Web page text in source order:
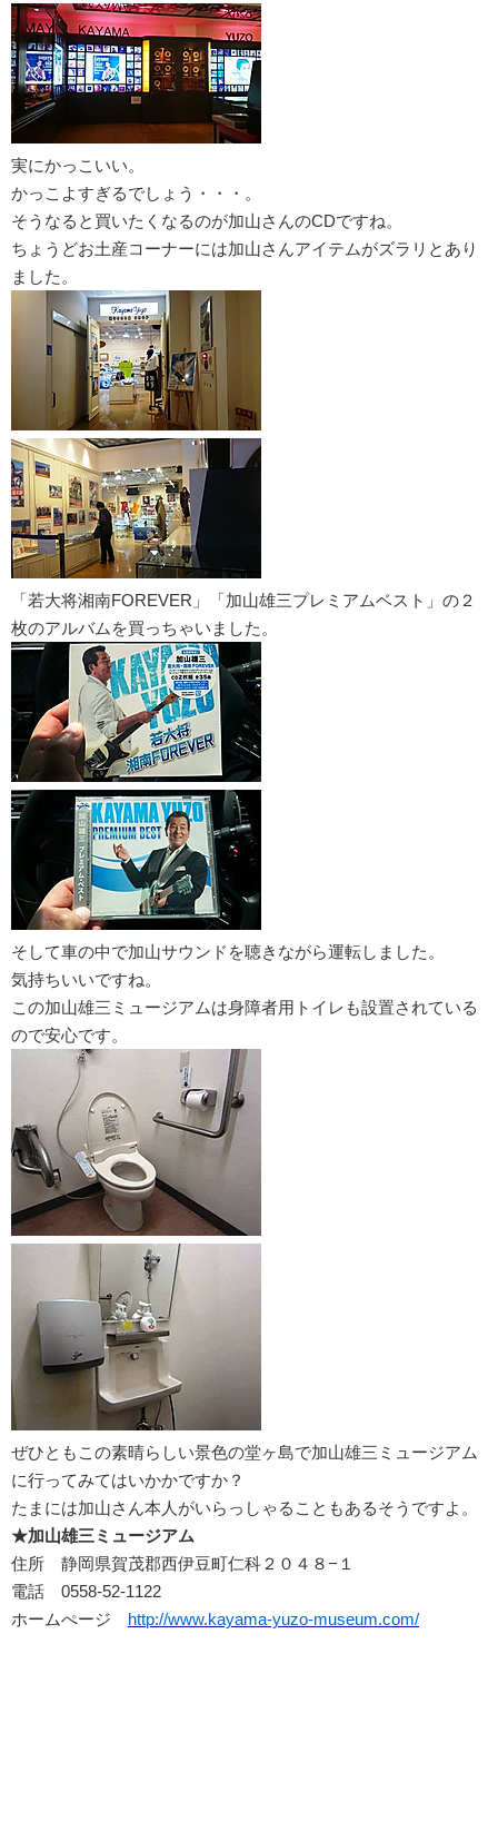
実にかっこいい。
かっこよすぎるでしょう・・・。
そうなると買いたくなるのが加山さんのCDですね。
ちょうどお土産コーナーには加山さんアイテムがズラリとあり
ました。
「若大将湘南FOREVER」「加山雄三プレミアムベスト」の２
枚のアルバムを買っちゃいました。
そして車の中で加山サウンドを聴きながら運転しました。
気持ちいいですね。
この加山雄三ミュージアムは身障者用トイレも設置されている
ので安心です。
ぜひともこの素晴らしい景色の堂ヶ島で加山雄三ミュージアム
に行ってみてはいかかですか？
たまには加山さん本人がいらっしゃることもあるそうですよ。
★加山雄三ミュージアム
住所 静岡県賀茂郡西伊豆町仁科２０４８−１
電話 0558-52-1122
ホームぺージ http://www.kayama-yuzo-museum.com/